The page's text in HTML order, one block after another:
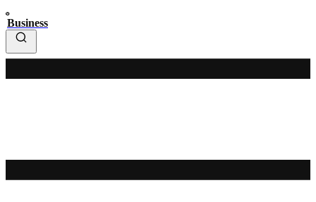
Business